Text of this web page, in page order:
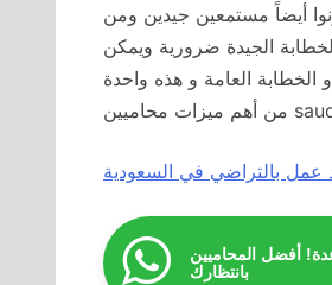
أيضاً مستمعين جيدين ومن
الجيدة ضرورية ويمكن
العامة و هذه واحدة
عمل بالتراضي في السعودية
أفضل المحاميين
بانتظارك